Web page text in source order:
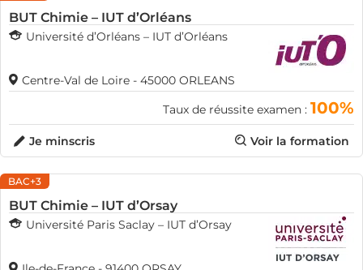
BUT Chimie – IUT d’Orléans
Université d’Orléans – IUT d’Orléans
Centre-Val de Loire - 45000 ORLEANS
Taux de réussite examen : 100%
Voir la formation
Je minscris
BAC+3
BUT Chimie – IUT d’Orsay
Université Paris Saclay – IUT d’Orsay